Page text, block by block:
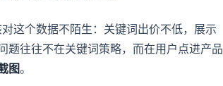
这个数据不陌生：关键词出价不低，展示
题往往不在关键词策略，而在用户点进产品
图。